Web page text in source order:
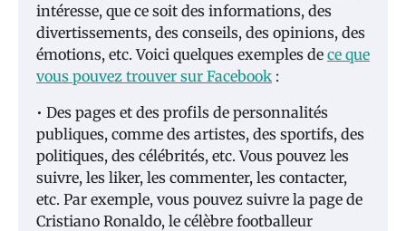
intéresse, que ce soit des informations, des
divertissements, des conseils, des opinions, des
émotions, etc. Voici quelques exemples de ce que
vous pouvez trouver sur Facebook :
• Des pages et des profils de personnalités
publiques, comme des artistes, des sportifs, des
politiques, des célébrités, etc. Vous pouvez les
suivre, les liker, les commenter, les contacter,
etc. Par exemple, vous pouvez suivre la page de
Cristiano Ronaldo, le célèbre footballeur